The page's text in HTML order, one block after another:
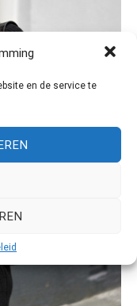
en de service te